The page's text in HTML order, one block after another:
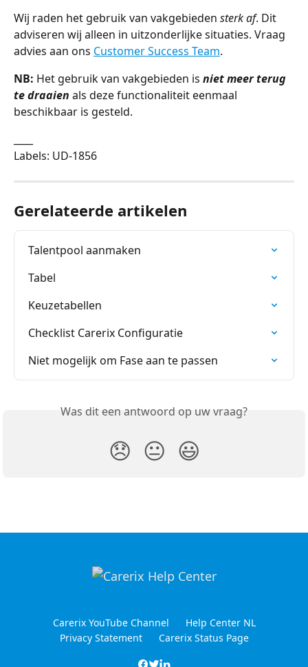
Wij raden het gebruik van vakgebieden sterk af. Dit
adviseren wij alleen in uitzonderlijke situaties. Vraag
advies aan ons Customer Success Team.
NB: Het gebruik van vakgebieden is niet meer terug
te draaien als deze functionaliteit eenmaal
beschikbaar is gesteld.
Labels: UD-1856
Gerelateerde artikelen
Talentpool aanmaken
Tabel
Keuzetabellen
Checklist Carerix Configuratie
Niet mogelijk om Fase aan te passen
Was dit een antwoord op uw vraag?
😞 😐 😃
Carerix YouTube Channel
Help Center NL
Privacy Statement
Carerix Status Page